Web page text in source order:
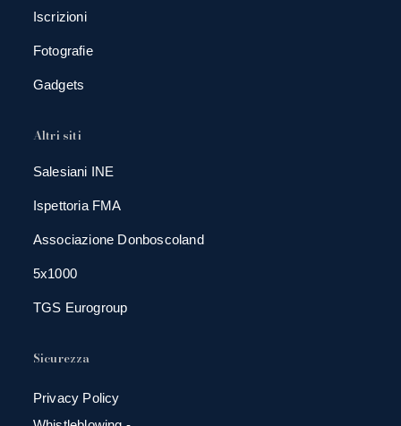
Iscrizioni
Fotografie
Gadgets
Altri siti
Salesiani INE
Ispettoria FMA
Associazione Donboscoland
5x1000
TGS Eurogroup
Sicurezza
Privacy Policy